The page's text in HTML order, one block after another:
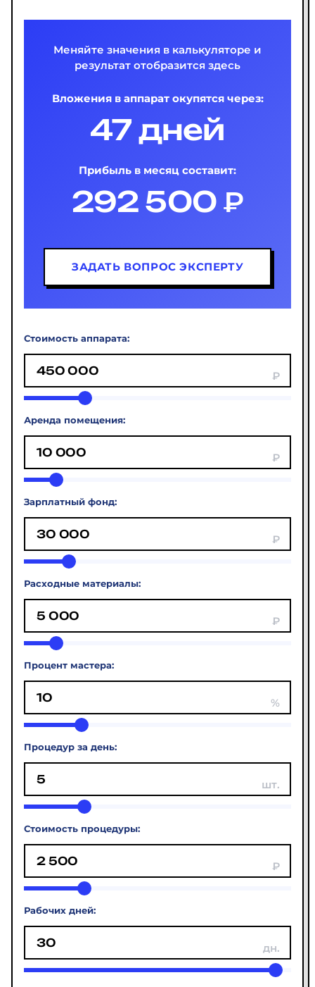
Меняйте значения в калькуляторе и
результат отобразится здесь
Вложения в аппарат окупятся через:
47 дней
Прибыль в месяц составит:
292 500 ₽
ЗАДАТЬ ВОПРОС ЭКСПЕРТУ
Стоимость аппарата:
Аренда помещения:
Зарплатный фонд:
Расходные материалы:
Процент мастера:
Процедур за день:
Стоимость процедуры:
Рабочих дней: